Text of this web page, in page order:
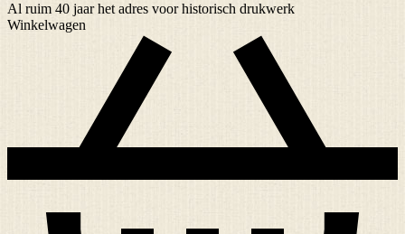
Al ruim 40 jaarhet adres voor historisch drukwerk
Winkelwagen